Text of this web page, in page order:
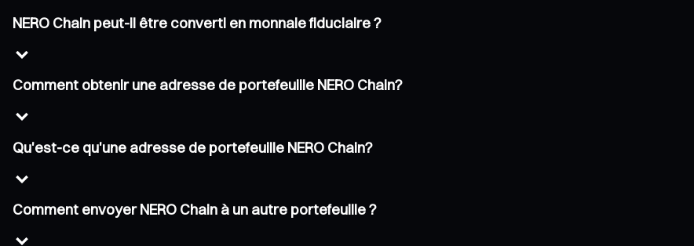
NERO Chain peut-il être converti en monnaie fiduciaire ?
Comment obtenir une adresse de portefeuille NERO Chain?
Qu'est-ce qu'une adresse de portefeuille NERO Chain?
Comment envoyer NERO Chain à un autre portefeuille ?